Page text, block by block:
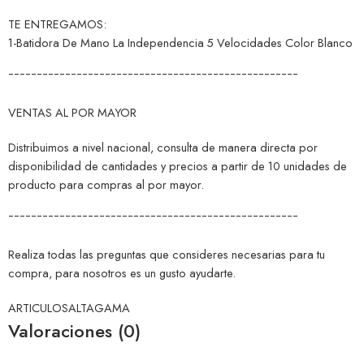
TE ENTREGAMOS:
1-Batidora De Mano La Independencia 5 Velocidades Color Blanco
¯¯¯¯¯¯¯¯¯¯¯¯¯¯¯¯¯¯¯¯¯¯¯¯¯¯¯¯¯¯¯¯¯¯¯¯¯¯¯¯¯¯¯¯¯¯¯¯¯¯¯
VENTAS AL POR MAYOR
Distribuimos a nivel nacional, consulta de manera directa por
disponibilidad de cantidades y precios a partir de 10 unidades de
producto para compras al por mayor.
¯¯¯¯¯¯¯¯¯¯¯¯¯¯¯¯¯¯¯¯¯¯¯¯¯¯¯¯¯¯¯¯¯¯¯¯¯¯¯¯¯¯¯¯¯¯¯¯¯¯¯
Realiza todas las preguntas que consideres necesarias para tu
compra, para nosotros es un gusto ayudarte.
ARTICULOSALTAGAMA
Valoraciones (0)